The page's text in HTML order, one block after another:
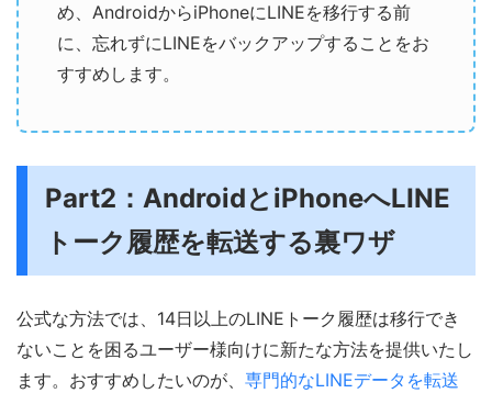
め、AndroidからiPhoneにLINEを移行する前
に、忘れずにLINEをバックアップすることをお
すすめします。
Part2：AndroidとiPhoneへLINE
トーク履歴を転送する裏ワザ
公式な方法では、14日以上のLINEトーク履歴は移行でき
ないことを困るユーザー様向けに新たな方法を提供いたし
ます。おすすめしたいのが、 専門的なLINEデータを転送